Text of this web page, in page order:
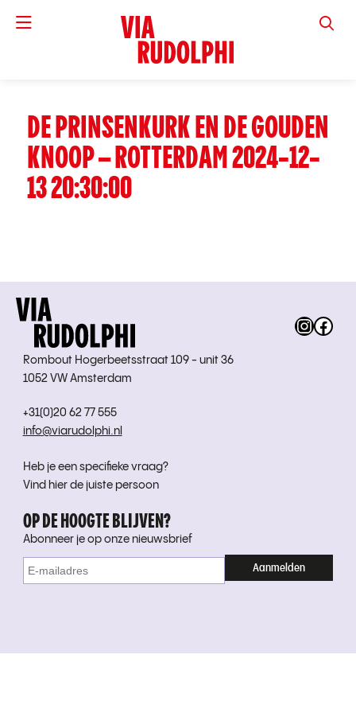
VIA
DE PRINSENKURK EN DE GOUDEN
KNOOP – ROTTERDAM 2024-12-
13 20:30:00
Rombout Hogerbeetsstraat 109 - unit 36
1052 VW Amsterdam
+31(0)20 62 77 555
info@viarudolphi.nl
Heb je een specifieke vraag?
Vind hier de juiste persoon
OP DE HOOGTE BLIJVEN?
Abonneer je op onze nieuwsbrief